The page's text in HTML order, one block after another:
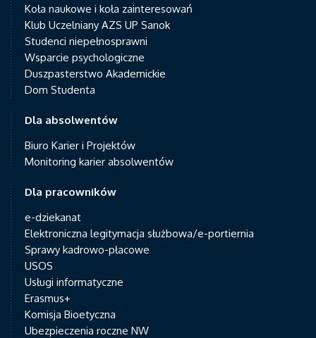
Koła naukowe i koła zainteresowań
Klub Uczelniany AZS UP Sanok
Studenci niepełnosprawni
Wsparcie psychologiczne
Duszpasterstwo Akademickie
Dom Studenta
Dla absolwentów
Biuro Karier i Projektów
Monitoring karier absolwentów
Dla pracowników
e-dziekanat
Elektroniczna legitymacja służbowa/e-portiernia
Sprawy kadrowo-płacowe
USOS
Usługi informatyczne
Erasmus+
Komisja Bioetyczna
Ubezpieczenia roczne NW